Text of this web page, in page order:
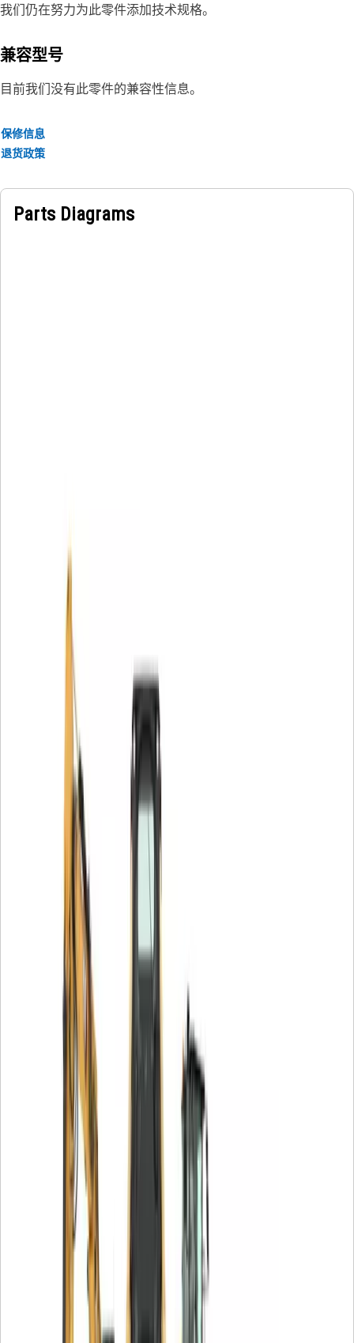
我们仍在努力为此零件添加技术规格。
兼容型号
目前我们没有此零件的兼容性信息。
保修信息
退货政策
Parts Diagrams